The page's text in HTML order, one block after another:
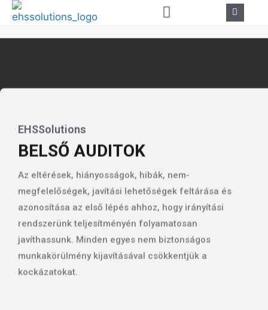
BELSŐ AUDITOK
Az eltérések, hiányosságok, hibák, nem-
megfelelőségek, javítási lehetőségek feltárása és
azonosítása az első lépés ahhoz, hogy irányítási
rendszerünk teljesítményén folyamatosan
javíthassunk. Minden egyes nem biztonságos
munkakörülmény kijavításával csökkentjük a
kockázatokat.